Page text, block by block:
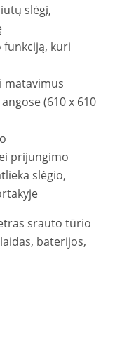
slėgį,
kuri
matavimus
(610 x 610
prijungimo
slėgio,
srauto tūrio
baterijos,